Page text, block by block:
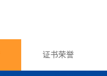
证书荣誉